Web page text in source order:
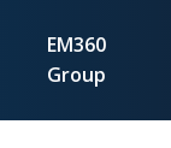
EM360
Group